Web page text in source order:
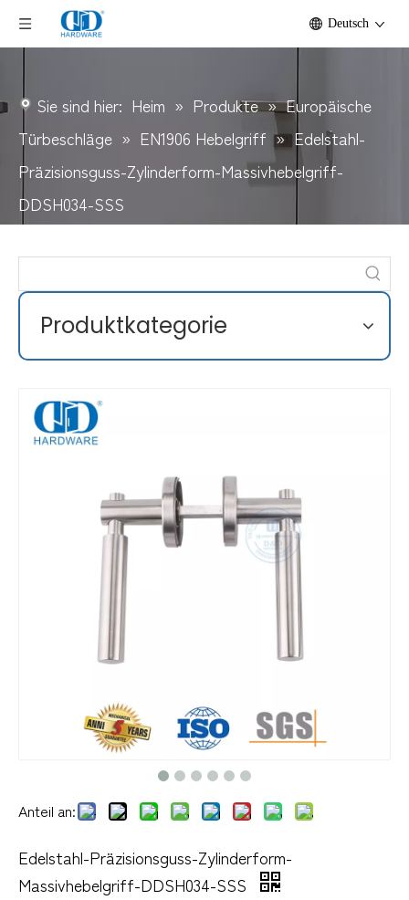
Deutsch
Sie sind hier: Heim » Produkte »Europäische
Türbeschläge » EN1906 Hebelgriff » Edelstahl-
Präzisionsguss-Zylinderform-Massivhebelgriff-
DDSH034-SSS
Produktkategorie
Anteil an:
Edelstahl-Präzisionsguss-Zylinderform-
Massivhebelgriff-DDSH034-SSS